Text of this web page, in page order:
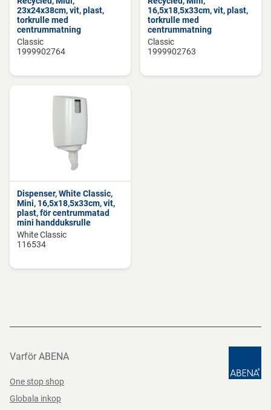
23x24x38cm, vit, plast,
torkrulle med
centrummatning
Classic
1999902764
16,5x18,5x33cm, vit, plast,
torkrulle med
centrummatning
Classic
1999902763
Dispenser, White Classic,
Mini, 16,5x18,5x33cm, vit,
plast, för centrummatad
mini handduksrulle
White Classic
116534
Varför ABENA
One stop shop
Globala inkop